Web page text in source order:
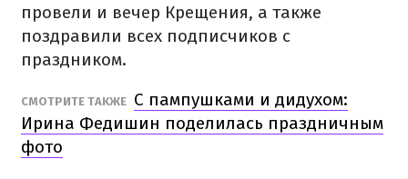
провели и вечер Крещения, а также
поздравили всех подписчиков с
праздником.
СМОТРИТЕ ТАКЖЕ С пампушками и дидухом:
Ирина Федишин поделилась праздничным
фото